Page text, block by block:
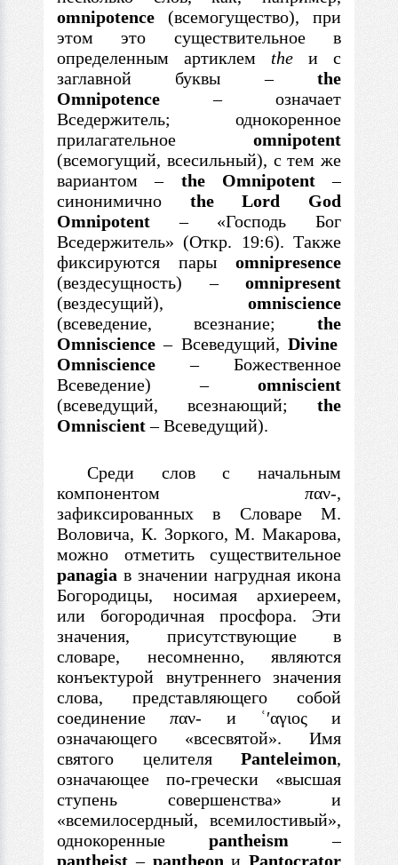
omnipotence (всемогущество), при
этом это существительноев
определенным артиклем the и с
заглавной буквы –
the
Omnipotence –означает
Вседержитель; однокоренное
прилагательное omnipotent
(всемогущий, всесильный), стем же
вариантом – the Omnipotent–
синонимично the Lord God
Omnipotent –«Господь Бог
Вседержитель» (Откр. 19:6). Также
фиксируются пары omnipresence
(вездесущность) –
omnipresent
(вездесущий), omniscience
(всеведение, всезнание; the
Omniscience –Всеведущий, Divine
Omniscience –Божественное
Всеведение) –
omniscient
(всеведущий, всезнающий; the
Omniscient–Всеведущий).
Среди словсначальным
компонентом παν-,
зафиксированных
в Словаре М.
Воловича, К. Зоркого, М. Макарова,
можно отметить существительное
panagia в значении нагрудная икона
Богородицы, носимая архиереем,
или богородичная просфора. Эти
значения, присутствующиев
словаре, несомненно, являются
конъектурой внутреннего значения
слова, представляющего собой
соединениеπαν- и ʿʹαγιοςи
означающего «всесвятой». Имя
святого целителя Panteleimon,
означающее по-гречески «высшая
ступень совершенства» и
«всемилосердный, всемилостивый»,
однокоренные pantheism –
pantheist – pantheon и Pantocrator